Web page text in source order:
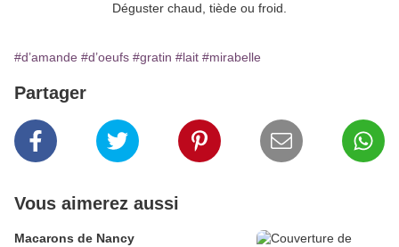
Déguster chaud, tiède ou froid.
#d’amande #d’oeufs #gratin #lait #mirabelle
Partager
Vous aimerez aussi
Macarons de Nancy